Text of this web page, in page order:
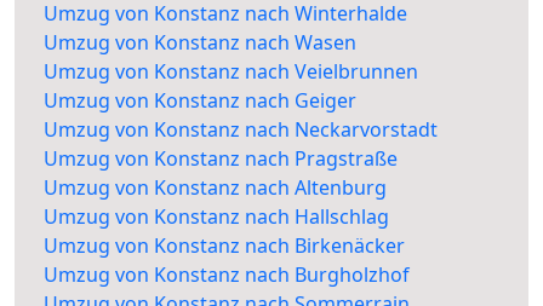
Umzug von Konstanz nach Winterhalde
Umzug von Konstanz nach Wasen
Umzug von Konstanz nach Veielbrunnen
Umzug von Konstanz nach Geiger
Umzug von Konstanz nach Neckarvorstadt
Umzug von Konstanz nach Pragstraße
Umzug von Konstanz nach Altenburg
Umzug von Konstanz nach Hallschlag
Umzug von Konstanz nach Birkenäcker
Umzug von Konstanz nach Burgholzhof